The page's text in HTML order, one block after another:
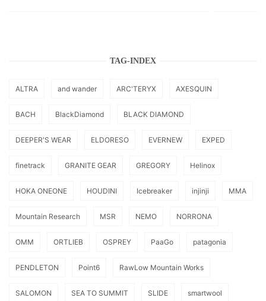
TAG-INDEX
ALTRA and wander ARC'TERYX AXESQUIN
BACH BlackDiamond BLACK DIAMOND
DEEPER'S WEAR ELDORESO EVERNEW EXPED
finetrack GRANITE GEAR GREGORY Helinox
HOKA ONEONE HOUDINI Icebreaker injinji MMA
Mountain Research MSR NEMO NORRONA
OMM ORTLIEB OSPREY PaaGo patagonia
PENDLETON Point6 RawLow Mountain Works
SALOMON SEA TO SUMMIT SLIDE smartwool